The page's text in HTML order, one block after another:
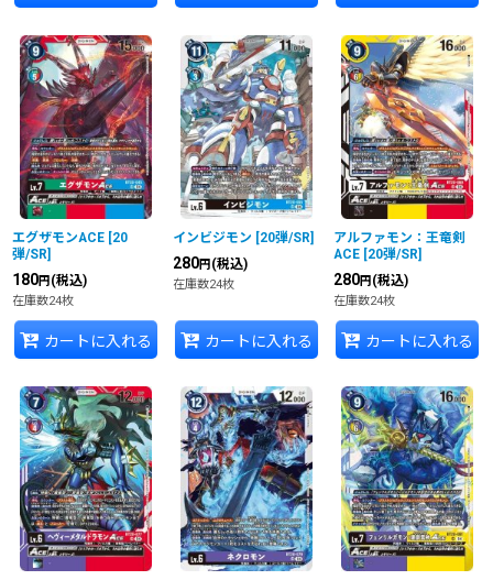
エグザモンACE [20
弾/SR]
180円 (税込)
在庫数24枚
カートに入れる
インビジモン [20弾/SR]
280円 (税込)
在庫数24枚
カートに入れる
アルファモン：王竜剣
ACE [20弾/SR]
280円 (税込)
在庫数24枚
カートに入れる